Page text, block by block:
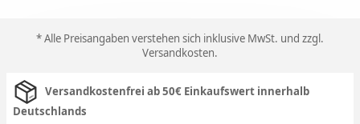
* Alle Preisangaben verstehen sich inklusive MwSt. und zzgl.
Versandkosten.
Versandkostenfrei ab 50€ Einkaufswert innerhalb
Deutschlands